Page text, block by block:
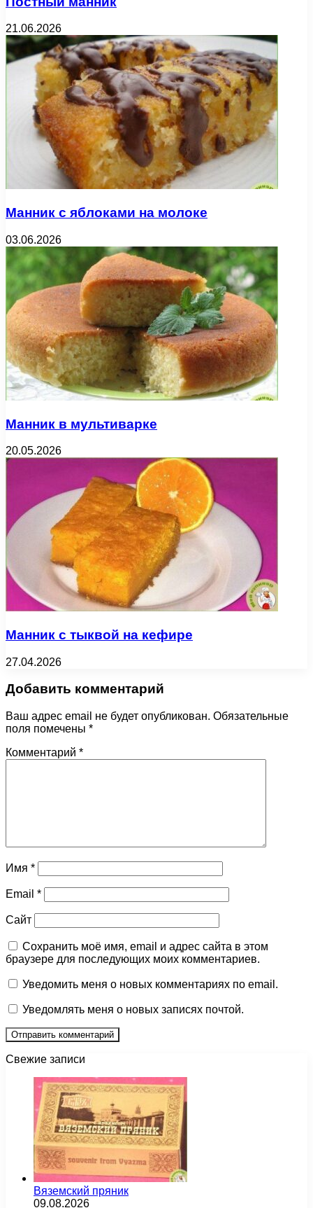
21.06.2026
Манник с яблоками на молоке
03.06.2026
Манник в мультиварке
20.05.2026
Манник с тыквой на кефире
27.04.2026
Добавить комментарий
Ваш адрес email не будет опубликован. Обязательные
поля помечены *
Комментарий *
Имя *
Email *
Сайт
Сохранить моё имя, email и адрес сайта в этом
браузере для последующих моих комментариев.
Уведомить меня о новых комментариях по email.
Уведомлять меня о новых записях почтой.
Свежие записи
Вяземский пряник
09.08.2026